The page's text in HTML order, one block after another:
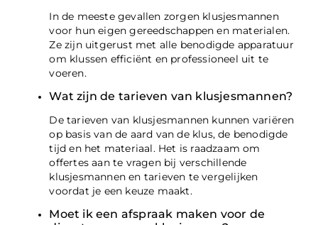
In de meeste gevallen zorgen klusjesmannen
voor hun eigen gereedschappen en materialen.
Ze zijn uitgerust met alle benodigde apparatuur
om klussen efficiënt en professioneel uit te
voeren.
Wat zijn de tarieven van klusjesmannen?
De tarieven van klusjesmannen kunnen variëren
op basis van de aard van de klus, de benodigde
tijd en het materiaal. Het is raadzaam om
offertes aan te vragen bij verschillende
klusjesmannen en tarieven te vergelijken
voordat je een keuze maakt.
Moet ik een afspraak maken voor de